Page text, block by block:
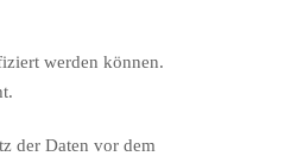
werden können.
der Daten vor dem